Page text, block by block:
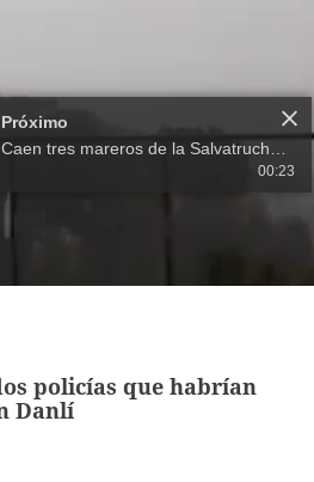
Próximo
00:23
policías que habrían
Danlí